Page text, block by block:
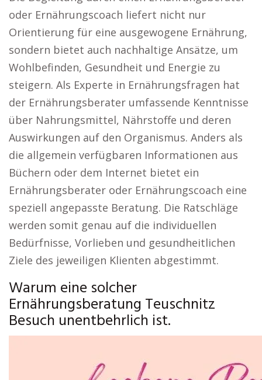
oder Ernährungscoach liefert nicht nur
Orientierung für eine ausgewogene Ernährung,
sondern bietet auch nachhaltige Ansätze, um
Wohlbefinden, Gesundheit und Energie zu
steigern. Als Experte in Ernährungsfragen hat
der Ernährungsberater umfassende Kenntnisse
über Nahrungsmittel, Nährstoffe und deren
Auswirkungen auf den Organismus. Anders als
die allgemein verfügbaren Informationen aus
Büchern oder dem Internet bietet ein
Ernährungsberater oder Ernährungscoach eine
speziell angepasste Beratung. Die Ratschläge
werden somit genau auf die individuellen
Bedürfnisse, Vorlieben und gesundheitlichen
Ziele des jeweiligen Klienten abgestimmt.
Warum eine solcher
Ernährungsberatung Teuschnitz
Besuch unentbehrlich ist.